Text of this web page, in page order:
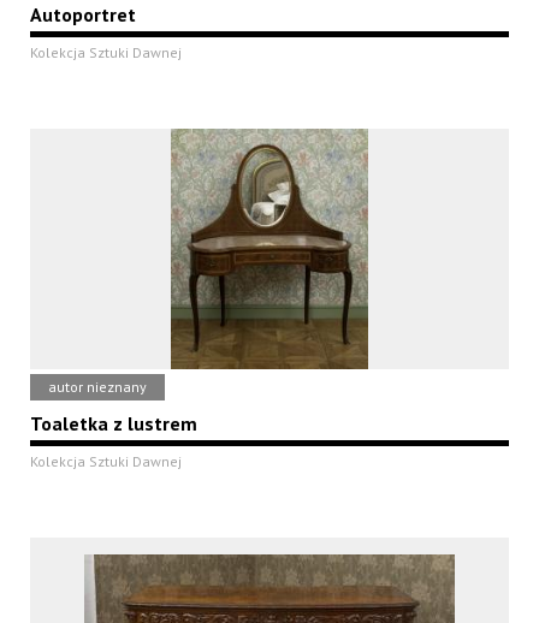
Autoportret
Kolekcja Sztuki Dawnej
autor nieznany
Toaletka z lustrem
Kolekcja Sztuki Dawnej